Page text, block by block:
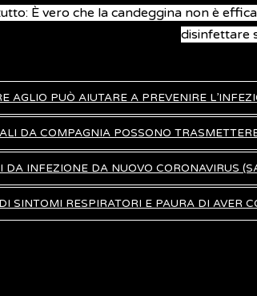
È vero che la candeggina non è
disinfettare
AGLIO PUÒ AIUTARE A PREVENIRE
DA COMPAGNIA POSSONO
DA INFEZIONE DA NUOVO CORONAVIRUS
SINTOMI RESPIRATORI E PAURA DI AVER